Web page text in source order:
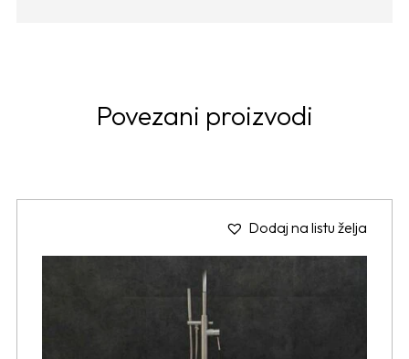
Povezani proizvodi
Dodaj na listu želja